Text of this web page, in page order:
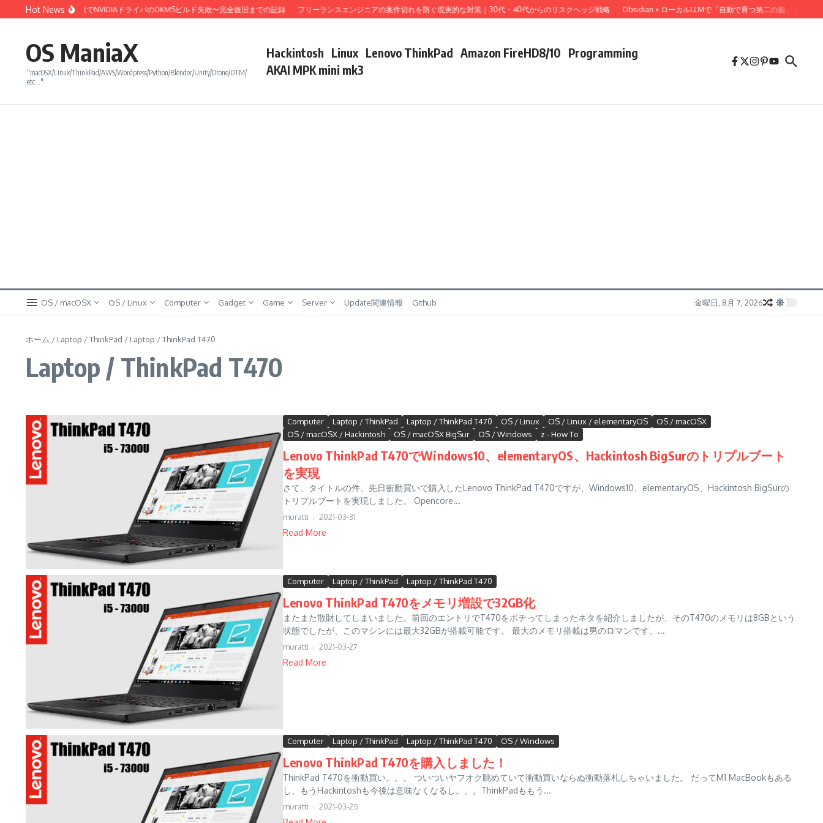
コンテンツへスキップ
Hot News
Linux 7.0カーネル更新でNVIDIAドライバのDKMSビルド失敗〜完全復旧までの記録 フリーランスエンジニアの案件切れを防ぐ現実的な対策｜30代・40代からのリスクヘッジ戦略 Obsidian × ローカルLLMで「自動で育つ第二の脳」を作って
OS ManiaX
"macOSX/Linux/ThinkPad/AWS/Wordpress/Python/Blender/Unity/Drone/DTM/
etc…"
Hackintosh Linux Lenovo ThinkPad Amazon FireHD8/10 Programming
AKAI MPK mini mk3
OS / macOSX OS / Linux Computer Gadget Game Server Update関連情報 Github 金曜日, 8月 7, 2026
ホーム / Laptop / ThinkPad / Laptop / ThinkPad T470
Laptop / ThinkPad T470
Computer Laptop / ThinkPad Laptop / ThinkPad T470 OS / Linux OS / Linux / elementaryOS
OS / macOSX
OS / macOSX / Hackintosh
OS / macOSX BigSur OS / Windows z - How To
Lenovo ThinkPad T470でWindows10、elementaryOS、Hackintosh BigSurのトリプルブート
を実現
さて、タイトルの件、先日衝動買いで購入したLenovo ThinkPad T470ですが、Windows10、elementaryOS、Hackintosh BigSurの
トリプルブートを実現しました。 Opencore...
muratti 2021-03-31
Read More
Computer Laptop / ThinkPad Laptop / ThinkPad T470
Lenovo ThinkPad T470をメモリ増設で32GB化
またまた散財してしまいました。前回のエントリでT470をポチってしまったネタを紹介しましたが、そのT470のメモリは8GBという
状態でしたが、このマシンには最大32GBが搭載可能です。 最大のメモリ搭載は男のロマンです、...
muratti 2021-03-27
Read More
Computer Laptop / ThinkPad Laptop / ThinkPad T470 OS / Windows
Lenovo ThinkPad T470を購入しました！
ThinkPad T470を衝動買い。。。 ついついヤフオク眺めていて衝動買いならぬ衝動落札しちゃいました。 だってM1 MacBookもある
し、もうHackintoshも今後は意味なくなるし。。。ThinkPadももう...
muratti 2021-03-25